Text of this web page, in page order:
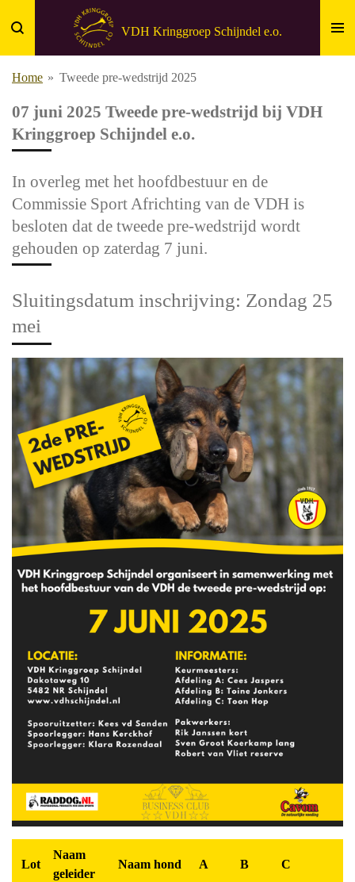
direct
naar
de
VDH KringgroepSchijndel e.o.
Home » Tweede pre-wedstrijd 2025
07 juni 2025 Tweede pre-wedstrijd bij VDH
Kringgroep Schijndel e.o.
In overleg met het hoofdbestuur en de
Commissie Sport Africhting van de VDH is
besloten dat de tweede pre-wedstrijd wordt
gehouden op zaterdag 7 juni.
Sluitingsdatum inschrijving: Zondag 25
mei
Lot
Naam
geleider
Naam hond A B C